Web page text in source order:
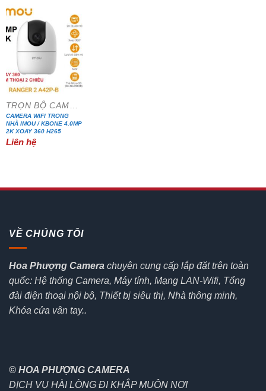
TRỌN BỘ CAMERA IP WIFI
CAMERA WIFI TRONG
NHÀ IMOU / KBONE 4.0MP
2K XOAY 360 H265
Liên hệ
VỀ CHÚNG TÔI
Hoa Phượng Camera chuyên cung cấp lắp đặt trên toàn
quốc: Hệ thống Camera, Máy tính, Mạng LAN-Wifi, Tổng
đài điện thoại nội bộ, Thiết bị siêu thị, Nhà thông minh,
Khóa cửa vân tay..
© HOA PHƯỢNG CAMERA
DỊCH VỤ HÀI LÒNG ĐI KHẮP MUÔN NƠI